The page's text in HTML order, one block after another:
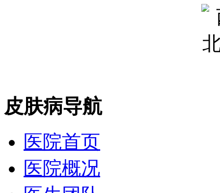
皮肤病导航
医院首页
医院概况